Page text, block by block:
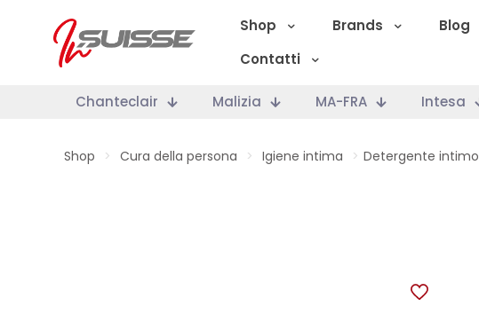
Shop Brands Blog
Contatti
Chanteclair Malizia MA-FRA Intesa
Shop > Cura della persona > Igiene intima > Detergente intimo